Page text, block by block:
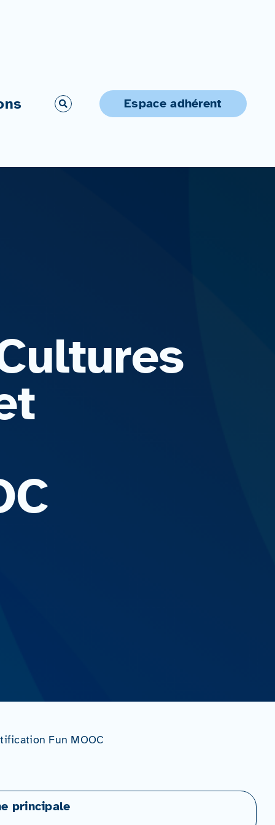
Espace adhérent
Fun MOOC
principale